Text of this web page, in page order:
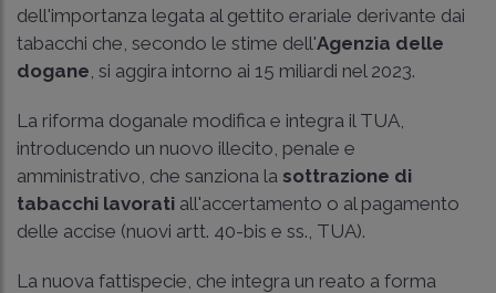
dell'importanza legata al gettito erariale derivante dai
tabacchi che, secondo le stime dell'Agenzia delle
dogane , si aggira intorno ai 15 miliardi nel 2023.
La riforma doganale modifica e integra il TUA,
introducendo un nuovo illecito, penale e
amministrativo, che sanziona la sottrazione di
tabacchi lavorati all'accertamento o al pagamento
delle accise (nuovi artt. 40-bis e ss., TUA).
La nuova fattispecie, che integra un reato a forma